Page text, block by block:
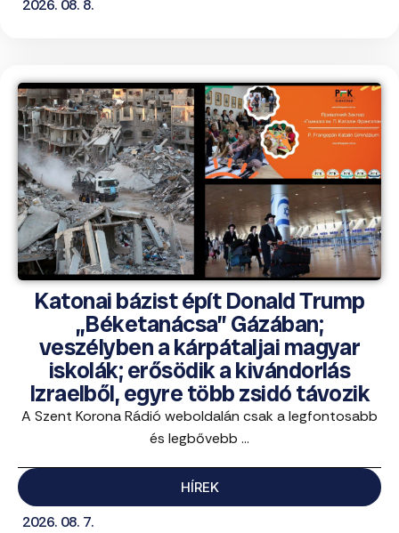
2026. 08. 8.
Katonai bázist épít Donald Trump
„Béketanácsa” Gázában;
veszélyben a kárpátaljai magyar
iskolák; erősödik a kivándorlás
Izraelből, egyre több zsidó távozik
A Szent Korona Rádió weboldalán csak a legfontosabb
és legbővebb ...
HÍREK
2026. 08. 7.